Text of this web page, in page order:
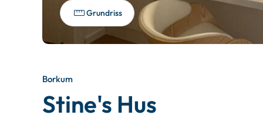
Grundriss
Borkum
Stine's Hus